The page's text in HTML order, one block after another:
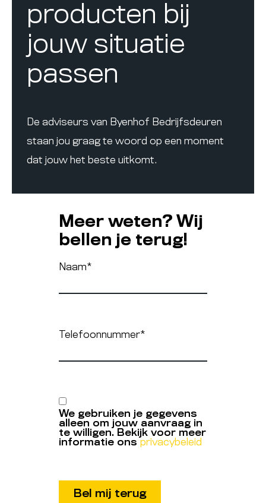
producten bij
jouw situatie
passen
De adviseurs van Byenhof Bedrijfsdeuren
staan jou graag te woord op een moment
dat jouw het beste uitkomt.
Meer weten? Wij
bellen je terug!
Naam*
Telefoonnummer*
We gebruiken je gegevens
alleen om jouw aanvraag in
te willigen. Bekijk voor meer
informatie ons privacybeleid